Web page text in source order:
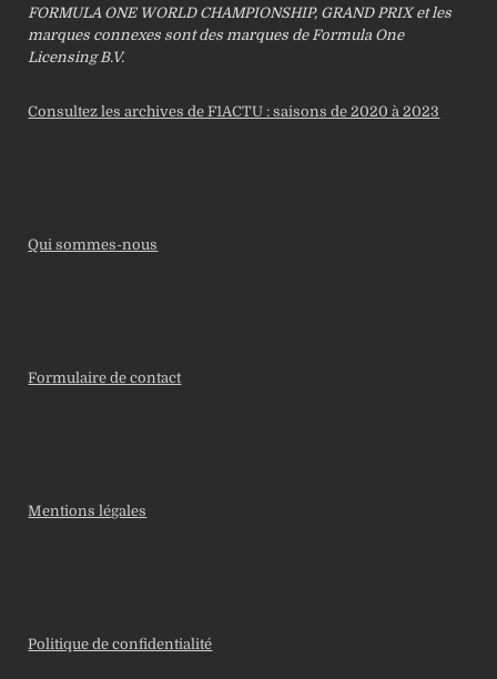
FORMULA ONE WORLD CHAMPIONSHIP, GRAND PRIX et les
marques connexes sont des marques de Formula One
Licensing B.V.
Consultez les archives de F1ACTU : saisons de 2020 à 2023
Qui sommes-nous
Formulaire de contact
Mentions légales
Politique de confidentialité